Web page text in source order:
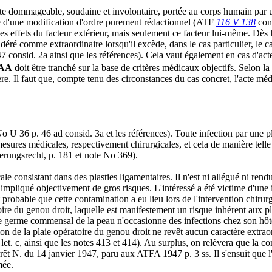
dommageable, soudaine et involontaire, portée au corps humain
d'une modification d'ordre purement rédactionnel (ATF 116 V 138
effets du facteur extérieur, mais seulement ce facteur lui-même.
comme extraordinaire lorsqu'il excède, dans le cas particulier, le
consid. 2a ainsi que les références). Cela vaut également en cas
doit être tranché sur la base de critères médicaux objectifs. Selon
Il faut que, compte tenu des circonstances du cas concret, l'acte
36 p. 46 ad consid. 3a et les références). Toute infection par une
médicales, respectivement chirurgicales, et cela de manière
p. 181 et note No 369).
consistant dans des plasties ligamentaires. Il n'est ni allégué ni
objectivement de gros risques. L'intéressé a été victime
que cette contamination a eu lieu lors de l'intervention
du genou droit, laquelle est manifestement un risque inhérent aux
commensal de la peau n'occasionne des infections chez son
de la plaie opératoire du genou droit ne revêt aucun caractère
c, ainsi que les notes 413 et 414). Au surplus, on relèvera que la
N. du 14 janvier 1947, paru aux ATFA 1947 p. 3 ss. Il s'ensuit